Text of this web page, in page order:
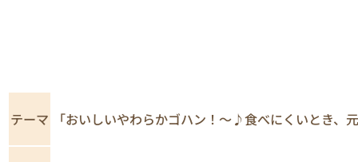
テーマ 「おいしいやわらかゴハン！～♪食べにくいとき